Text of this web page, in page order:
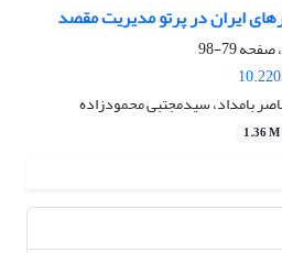
ایران در پرتو مدیریت مقصد
79-98
بامداد، سیدمجتبی محمودزاده
1.36 M